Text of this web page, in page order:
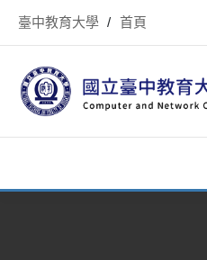
臺中教育大學 首頁